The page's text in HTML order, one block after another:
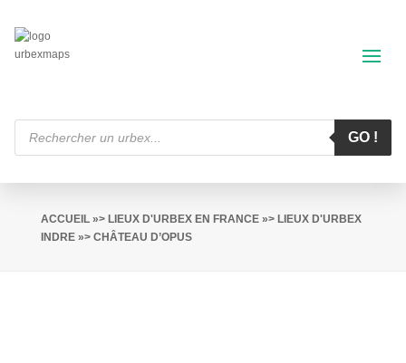
Recherche
produits
GO !
ACCUEIL»> LIEUX D'URBEX EN FRANCE»> LIEUX D'URBEX
INDRE»> CHÂTEAU D’OPUS